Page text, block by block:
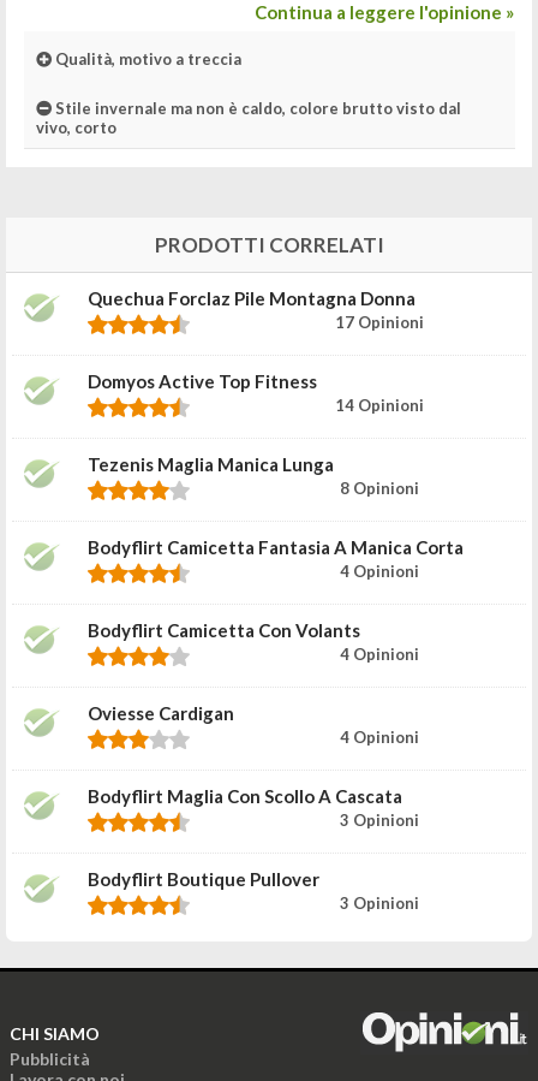
Continua a leggere l'opinione »
Qualità, motivo a treccia
Stile invernale ma non è caldo, colore brutto visto dal
vivo, corto
PRODOTTI CORRELATI
Quechua Forclaz Pile Montagna Donna
17 Opinioni
Domyos Active Top Fitness
14 Opinioni
Tezenis Maglia Manica Lunga
8 Opinioni
Bodyflirt Camicetta Fantasia A Manica Corta
4 Opinioni
Bodyflirt Camicetta Con Volants
4 Opinioni
Oviesse Cardigan
4 Opinioni
Bodyflirt Maglia Con Scollo A Cascata
3 Opinioni
Bodyflirt Boutique Pullover
3 Opinioni
CHI SIAMO
Pubblicità